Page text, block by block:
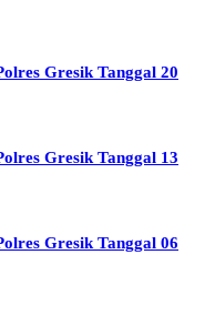
Gresik Tanggal 20
Gresik Tanggal 13
Gresik Tanggal 06